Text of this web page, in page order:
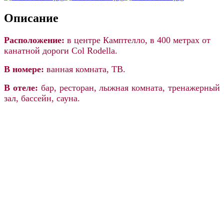
Описание
Расположение: в центре Камптелло, в 400 метрах от
канатной дороги Col Rodella.
В номере: ванная комната, ТВ.
В отеле: бар, ресторан, лыжная комната, тренажерный
зал, бассейн, сауна.